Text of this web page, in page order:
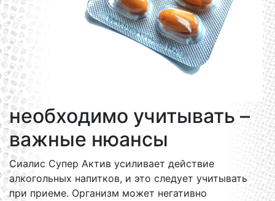
необходимо учитывать –
важные нюансы
Сиалис Супер Актив усиливает действие
алкогольных напитков, и это следует учитывать
при приеме. Организм может негативно